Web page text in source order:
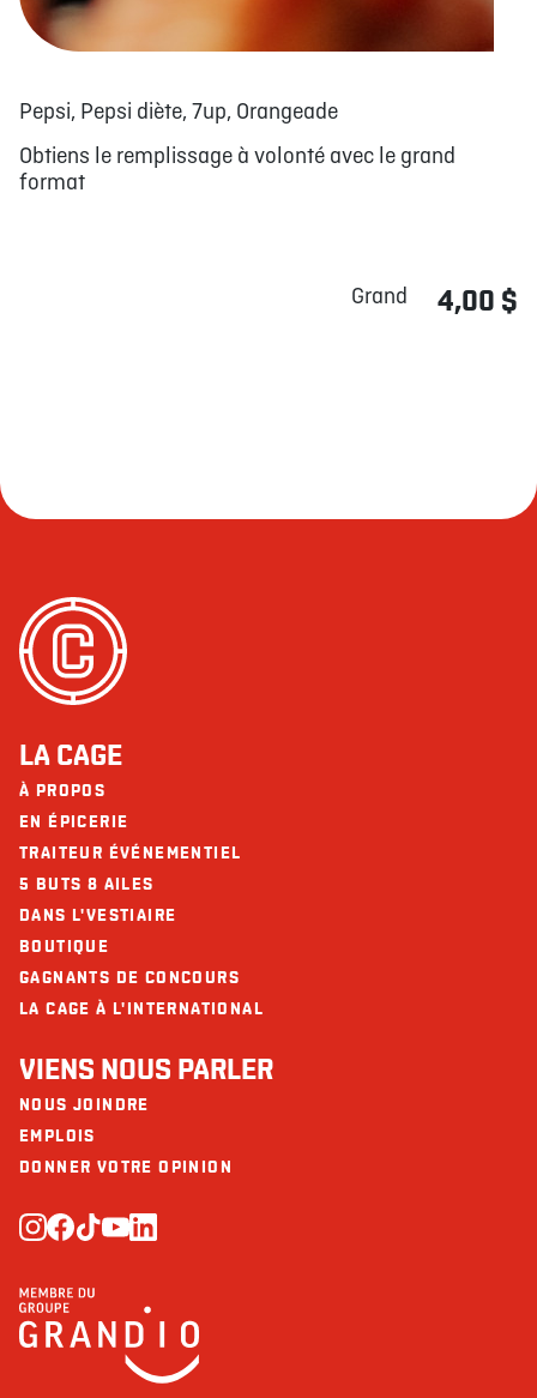
Pepsi, Pepsi diète, 7up, Orangeade
Obtiens le remplissage à volonté avec le grand
format
Grand 4,00 $
LA CAGE
À PROPOS
EN ÉPICERIE
TRAITEUR ÉVÉNEMENTIEL
5 BUTS 8 AILES
DANS L'VESTIAIRE
BOUTIQUE
GAGNANTS DE CONCOURS
LA CAGE À L'INTERNATIONAL
VIENS NOUS PARLER
NOUS JOINDRE
EMPLOIS
DONNER VOTRE OPINION